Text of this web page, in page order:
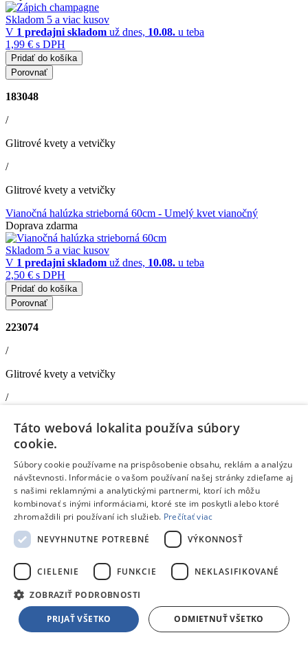
Skladom 5 a viac kusov
V 1 predajni skladom už dnes, 10.08. u teba
1,99 € s DPH
Pridať do košíka
Porovnať
183048
/
Glitrové kvety a vetvičky
/
Glitrové kvety a vetvičky
Vianočná halúzka strieborná 60cm - Umelý kvet vianočný
Doprava zdarma
Skladom 5 a viac kusov
V 1 predajni skladom už dnes, 10.08. u teba
2,50 € s DPH
Pridať do košíka
Porovnať
223074
/
Glitrové kvety a vetvičky
/
Glitrové kvety a vetvičky
Zápich stromčeky gliter zelené 17cm
Skladom 5 a viac kusov
V1 predajni skladom už dnes,10.08.u teba
0,79 € s DPH
Zľava Klubu: Bežná cena: -0,04 €
Pridať do košíka
Porovnať
238282
Glitrové kvety a vetvičky
Táto webová lokalita používa súbory
cookie.
Súbory cookie používame na prispôsobenie obsahu, reklám a analýzu
návštevnosti. Informácie o vašom používaní našej stránky zdieľame aj
s našimi reklamnými a analytickými partnermi, ktorí ich môžu
kombinovať s inými informáciami, ktoré ste im poskytli alebo ktoré
zhromaždili pri používaní ich služieb. Prečítať viac
NEVYHNUTNE POTREBNÉ
VÝKONNOSŤ
CIELENIE FUNKCIE NEKLASIFIKOVANÉ
ZOBRAZIŤ PODROBNOSTI
PRIJAŤ VŠETKO ODMIETNUŤ VŠETKO